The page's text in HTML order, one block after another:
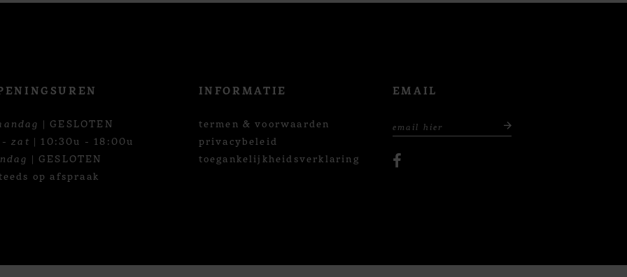
| GESLOTEN
zat | 10:30u - 18:00u
| GESLOTEN
op afspraak
INFORMATIE
termen & voorwaarden
privacybeleid
toegankelijkheidsverklaring
EMAIL